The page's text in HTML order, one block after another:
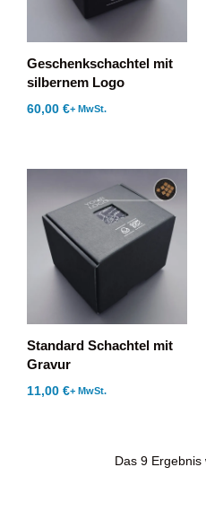
Geschenkschachtel mit
silbernem Logo
60,00 €+ MwSt.
Standard Schachtel mit
Gravur
11,00 €+ MwSt.
Das 9